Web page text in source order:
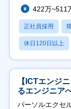
422万~511
正社員採用
休日120日以上
【ICTエンジ
るエンジニア
パーソルエクセ